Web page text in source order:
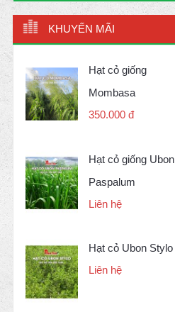
KHUYẾN MÃI
Hạt cỏ giống
Mombasa
350.000 đ
Hạt cỏ giống Ubon
Paspalum
Liên hệ
Hạt cỏ Ubon Stylo
Liên hệ